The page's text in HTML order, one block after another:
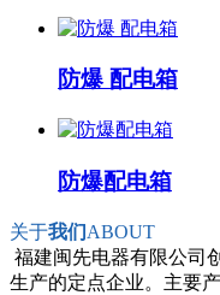
防爆 配电箱
防爆配电箱
关于我们ABOUT
福建闽先电器有限公司
生产的定点企业。主要